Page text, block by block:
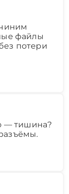
файлы
потери
— тишина?